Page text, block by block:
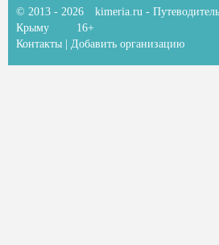
© 2013 - 2026 kimeria.ru -
Крыму
16+
Контакты
Добавить организацию